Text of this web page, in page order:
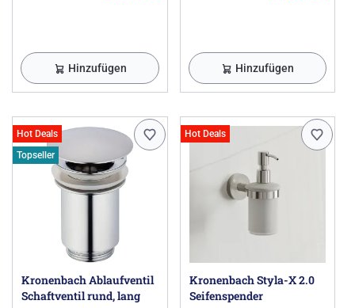
Hinzufügen Hinzufügen
Hot Deals
Topseller
Kronenbach Ablaufventil
Schaftventil rund, lang
Hot Deals
Kronenbach Styla-X 2.0
Seifenspender